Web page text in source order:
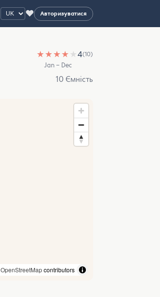
♥ Авторизуватися
★ ★ ★ ★ ★4(10)
Jan – Dec
10 Ємність
OpenStreetMapcontributors